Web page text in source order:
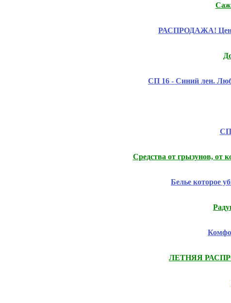
РАСПРОДАЖА! Цены
СП 16 - Синий лен.
Средства от грызунов, от
Белье которое
ЛЕТНЯЯ